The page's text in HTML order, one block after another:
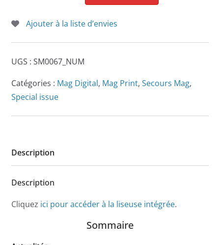
n°67
Ajouter à la liste d’envies
UGS : SM0067_NUM
Catégories : Mag Digital, Mag Print, Secours Mag,
Special issue
Description
Description
Cliquez ici pour accéder à la liseuse intégrée.
Sommaire